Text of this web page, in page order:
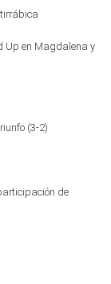
Up en Magdalena y
(3-2)
de